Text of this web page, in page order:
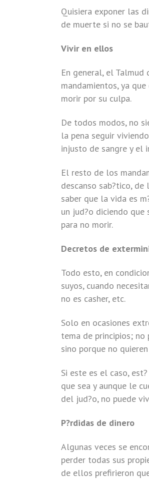
Quisiera exponer las
de muerte si no se
Vivir en ellos
En general, el
mandamientos, ya
morir por su culpa.
De todos modos, no
la pena seguir
injusto de sangre y el
El resto de los
descanso sab?tico,
saber que la vida es
un jud?o diciendo que
para no morir.
Decretos de
Todo esto, en
suyos, cuando
no es casher, etc.
Solo en ocasiones
tema de principios;
sino porque no
Si este es el caso,
que sea y aunque le
del jud?o, no puede
P?rdidas de dinero
Algunas veces se
perder todas sus
de ellos prefirieron